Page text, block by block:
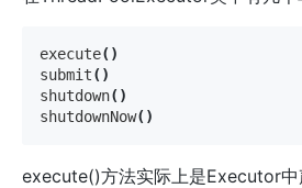
execute()
submit()
shutdown()
shutdownNow()
execute()方法实际上是Executor中